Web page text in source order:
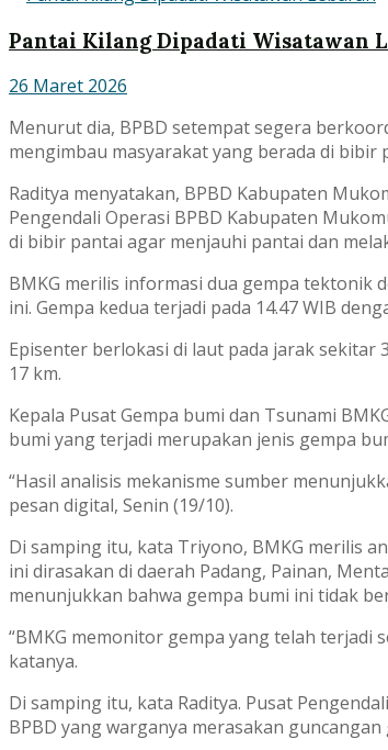
Pantai Kilang Dipadati Wisatawan
26 Maret 2026
Menurut dia, BPBD setempat segera
mengimbau masyarakat yang berada di
Raditya menyatakan, BPBD Kabupaten
Pengendali Operasi BPBD Kabupaten
di bibir pantai agar menjauhi pantai dan
BMKG merilis informasi dua gempa tektonik
ini. Gempa kedua terjadi pada 14.47 WIB
Episenter berlokasi di laut pada jarak sekitar
17 km.
Kepala Pusat Gempa bumi dan Tsunami
bumi yang terjadi merupakan jenis gempa
“Hasil analisis mekanisme sumber
pesan digital, Senin (19/10).
Di samping itu, kata Triyono, BMKG merilis
ini dirasakan di daerah Padang, Painan,
menunjukkan bahwa gempa bumi ini tidak
“BMKG memonitor gempa yang telah terjadi
katanya.
Di samping itu, kata Raditya. Pusat
BPBD yang warganya merasakan guncangan